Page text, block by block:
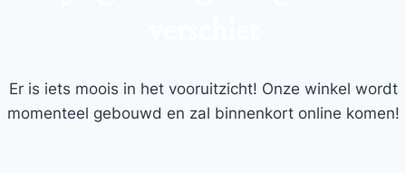
Er is iets moois in het vooruitzicht! Onze winkel wordt
momenteel gebouwd en zal binnenkort online komen!